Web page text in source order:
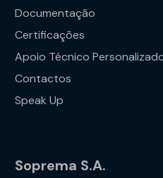
Documentação
Certificações
Apoio Técnico
Contactos
Speak Up
Soprema S.A.